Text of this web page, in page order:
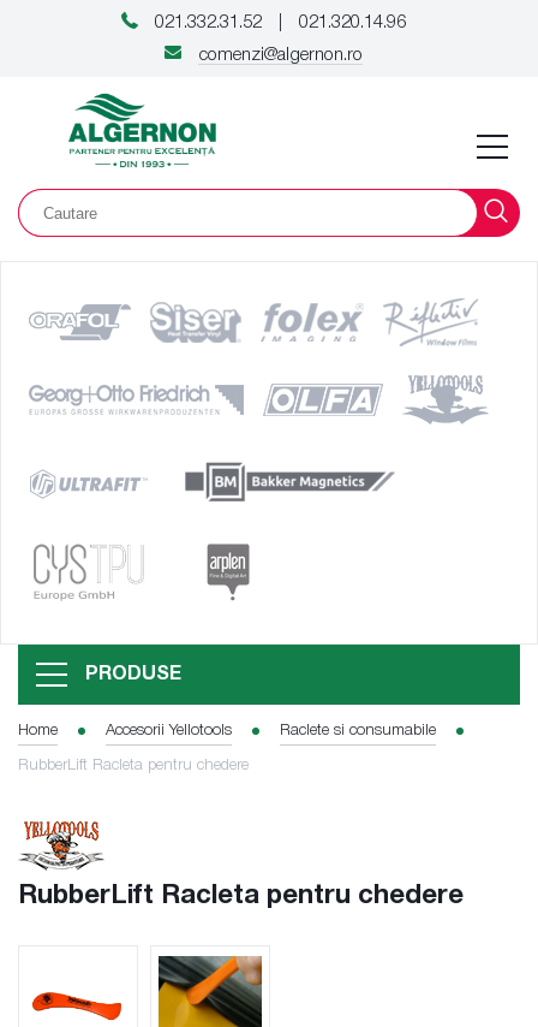
021.332.31.52
021.320.14.96
comenzi@algernon.ro
PRODUSE
Home Accesorii Yellotools Raclete si consumabile
RubberLift Racleta pentru chedere
RubberLift Racleta pentru chedere